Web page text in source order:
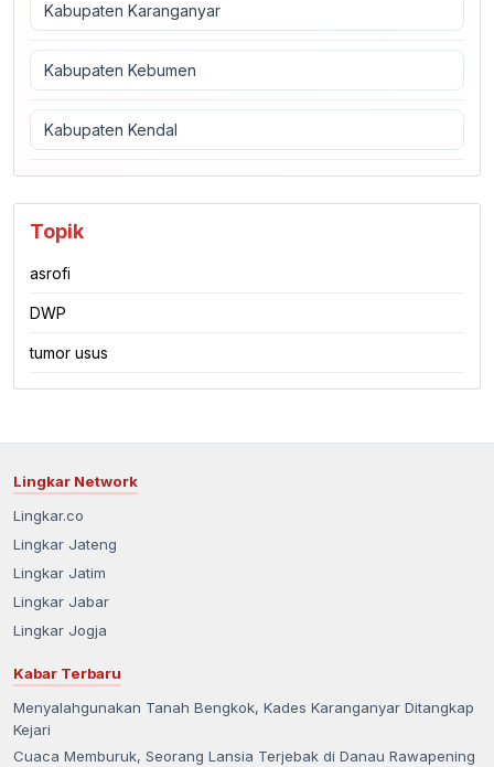
Kabupaten Karanganyar
Kabupaten Kebumen
Kabupaten Kendal
Topik
asrofi
DWP
tumor usus
Lingkar Network
Lingkar.co
Lingkar Jateng
Lingkar Jatim
Lingkar Jabar
Lingkar Jogja
Kabar Terbaru
Menyalahgunakan Tanah Bengkok, Kades Karanganyar Ditangkap
Kejari
Cuaca Memburuk, Seorang Lansia Terjebak di Danau Rawapening